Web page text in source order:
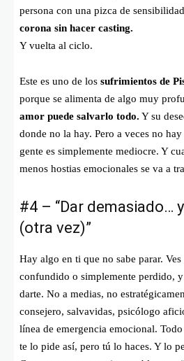
persona con una pizca de
corona sin hacer casting.
Y vuelta al ciclo.
Este es uno de los sufrimientos de
porque se alimenta de algo muy
amor puede salvarlo todo. Y su
donde no la hay. Pero a veces no
gente es simplemente mediocre. Y
menos hostias emocionales se va a
#4 – “Dar demasiado…
(otra vez)”
Hay algo en ti que no sabe parar.
confundido o simplemente perdido,
darte. No a medias, no
consejero, salvavidas, psicólogo
línea de emergencia emocional.
te lo pide así, pero tú lo haces. Y lo